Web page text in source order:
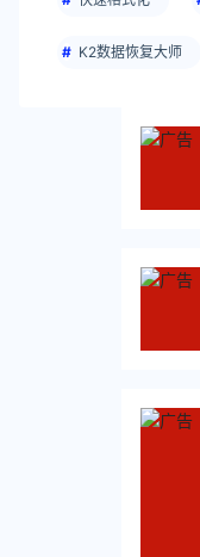
K2数据恢复大师